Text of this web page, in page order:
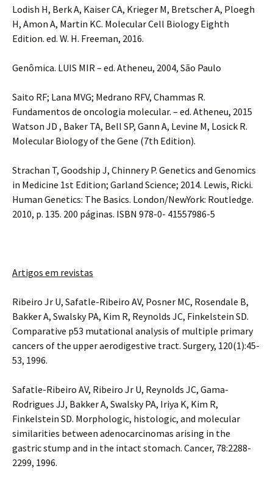
Lodish H, Berk A, Kaiser CA, Krieger M, Bretscher A, Ploegh
H, Amon A, Martin KC. Molecular Cell Biology Eighth
Edition. ed. W. H. Freeman, 2016.
Genômica. LUIS MIR – ed. Atheneu, 2004, São Paulo
Saito RF; Lana MVG; Medrano RFV, Chammas R.
Fundamentos de oncologia molecular. – ed. Atheneu, 2015
Watson JD , Baker TA, Bell SP, Gann A, Levine M, Losick R.
Molecular Biology of the Gene (7th Edition).
Strachan T, Goodship J, Chinnery P. Genetics and Genomics
in Medicine 1st Edition; Garland Science; 2014. Lewis, Ricki.
Human Genetics: The Basics. London/NewYork: Routledge.
2010, p. 135. 200 páginas. ISBN 978-0- 41557986-5
Artigos em revistas
Ribeiro Jr U, Safatle-Ribeiro AV, Posner MC, Rosendale B,
Bakker A, Swalsky PA, Kim R, Reynolds JC, Finkelstein SD.
Comparative p53 mutational analysis of multiple primary
cancers of the upper aerodigestive tract. Surgery, 120(1):45-
53, 1996.
Safatle-Ribeiro AV, Ribeiro Jr U, Reynolds JC, Gama-
Rodrigues JJ, Bakker A, Swalsky PA, Iriya K, Kim R,
Finkelstein SD. Morphologic, histologic, and molecular
similarities between adenocarcinomas arising in the
gastric stump and in the intact stomach. Cancer, 78:2288-
2299, 1996.